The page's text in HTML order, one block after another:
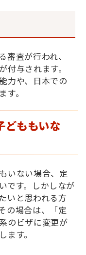
査が行われ、
付与されます。
力や、日本での
。
どももいな
いない場合、定
です。しかしなが
いと思われる方
の場合は、「定
のビザに変更が
す。